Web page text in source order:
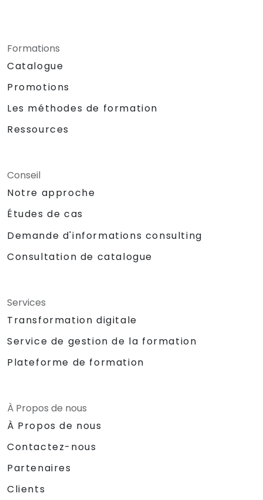
Formations
Catalogue
Promotions
Les méthodes de formation
Ressources
Conseil
Notre approche
Études de cas
Demande d'informations consulting
Consultation de catalogue
Services
Transformation digitale
Service de gestion de la formation
Plateforme de formation
À Propos de nous
À Propos de nous
Contactez-nous
Partenaires
Clients